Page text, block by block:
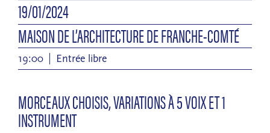
19/01/2024
MAISON DE L’ARCHITECTURE DE FRANCHE-COMTÉ
19:00 Entrée libre
MORCEAUX CHOISIS, VARIATIONS À 5 VOIX ET 1
INSTRUMENT